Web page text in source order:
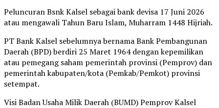
Peluncuran Bsnk Kalsel sebagai bank devisa 17 Juni 2026
atau mengawali Tahun Baru Islam, Muharram 1448 Hijriah.
PT Bank Kalsel sebelumnya bernama Bank Pembangunan
Daerah (BPD) berdiri 25 Maret 1964 dengan kepemilikan
atau pemegang saham pemerintah provinsi (Pemprov) dan
pemerintah kabupaten/kota (Pemkab/Pemkot) provinsi
setempat.
Visi Badan Usaha Milik Daerah (BUMD) Pemprov Kalsel